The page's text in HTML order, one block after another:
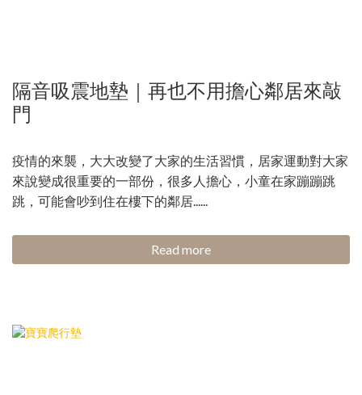
隔音吸震地墊｜再也不用擔心鄰居來敲
門
疫情的來襲，大大改變了大家的生活習慣，居家運動對大家
來說變成很重要的一部份，很多人擔心，小童在家蹦蹦跳
跳，可能會吵到住在樓下的鄰居......
Read more